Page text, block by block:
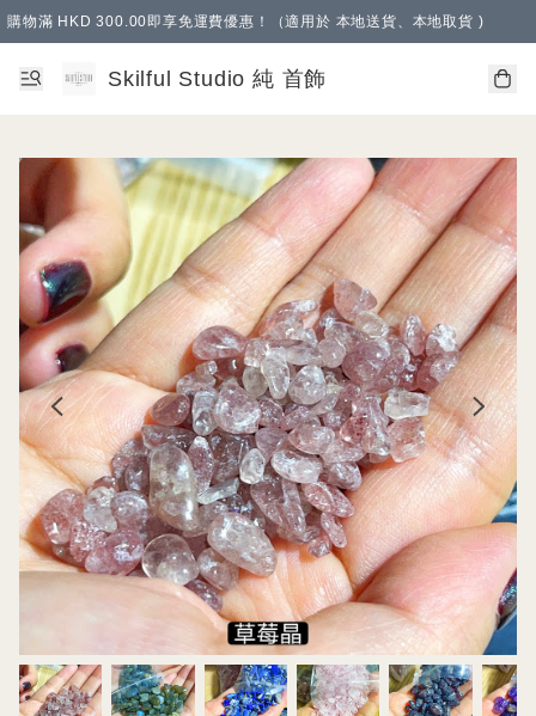
購物滿 HKD 300.00即享免運費優惠！（適用於 本地送貨、本地取貨 )
Skilful Studio 純 首飾